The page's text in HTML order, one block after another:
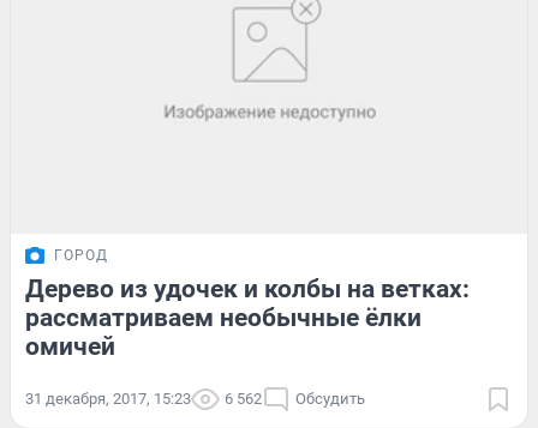
ГОРОД
Дерево из удочек и колбы на ветках:
рассматриваем необычные ёлки
омичей
31 декабря, 2017, 15:23 6 562 Обсудить